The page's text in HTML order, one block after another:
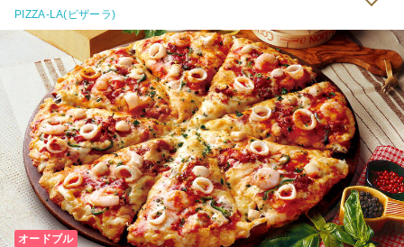
PIZZA-LA(ピザーラ)
オードブル